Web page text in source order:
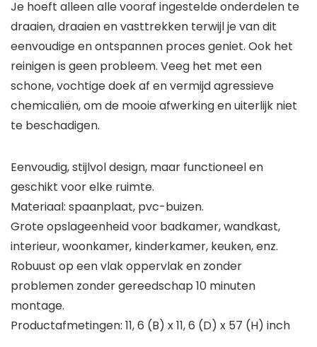
Je hoeft alleen alle vooraf ingestelde onderdelen te
draaien, draaien en vasttrekken terwijl je van dit
eenvoudige en ontspannen proces geniet. Ook het
reinigen is geen probleem. Veeg het met een
schone, vochtige doek af en vermijd agressieve
chemicaliën, om de mooie afwerking en uiterlijk niet
te beschadigen.
Eenvoudig, stijlvol design, maar functioneel en
geschikt voor elke ruimte.
Materiaal: spaanplaat, pvc-buizen.
Grote opslageenheid voor badkamer, wandkast,
interieur, woonkamer, kinderkamer, keuken, enz.
Robuust op een vlak oppervlak en zonder
problemen zonder gereedschap 10 minuten
montage.
Productafmetingen: 11, 6 (B) x 11, 6 (D) x 57 (H) inch